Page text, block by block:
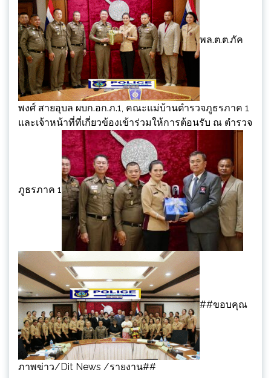
พล.ต.ต.ภัค
พงศ์ สายอุบล ผบก.อก.ภ.1, คณะแม่บ้านตำรวจภูธรภาค 1
และเจ้าหน้าที่ที่เกี่ยวข้องเข้าร่วมให้การต้อนรับ ณ ตำรวจ
ภูธรภาค 1
##ขอบคุณ
ภาพข่าว/Dit News /รายงาน##